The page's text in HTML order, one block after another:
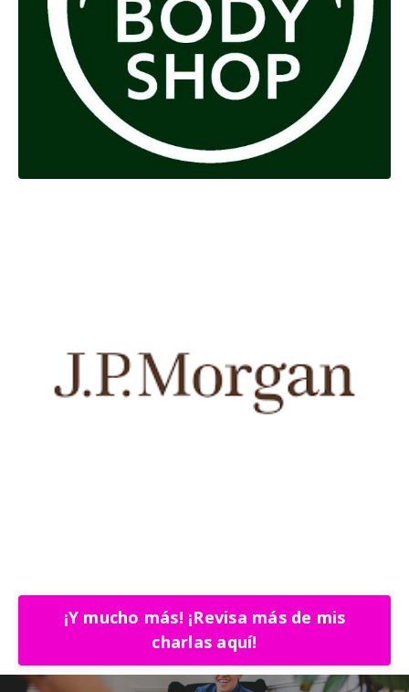
¡Y mucho más! ¡Revisa más de mis
charlas aquí!